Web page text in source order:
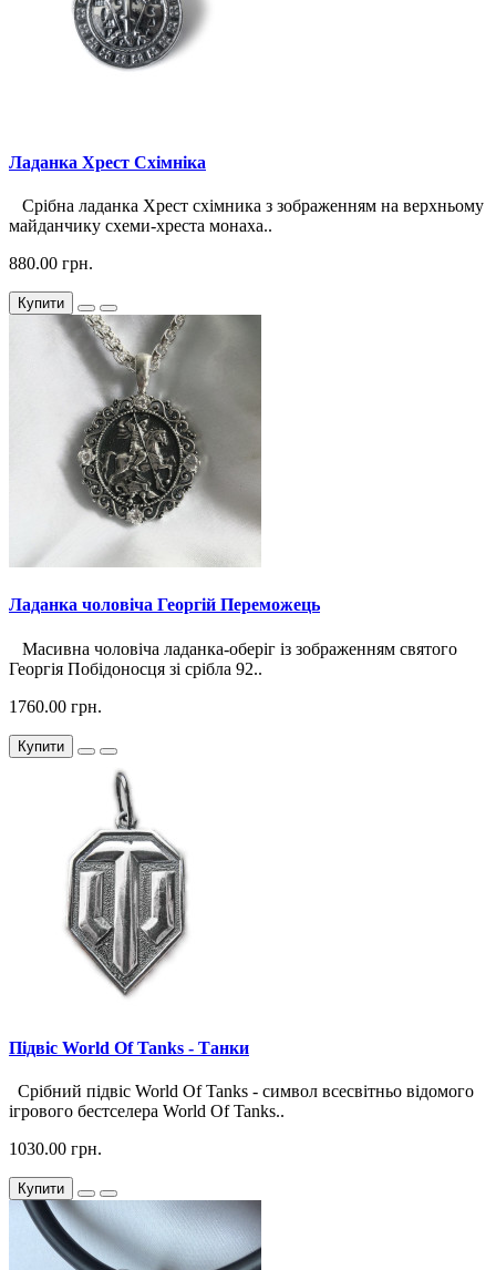
Ладанка Хрест Схімніка
Срібна ладанка Хрест схімника з зображенням на верхньому
майданчику схеми-хреста монаха..
880.00 грн.
Купити
Ладанка чоловіча Георгій Переможець
Масивна чоловіча ладанка-оберіг із зображенням святого
Георгія Побідоносця зі срібла 92..
1760.00 грн.
Купити
Підвіс World Of Tanks - Танки
Срібний підвіс World Of Tanks - символ всесвітньо відомого
ігрового бестселера World Of Tanks..
1030.00 грн.
Купити